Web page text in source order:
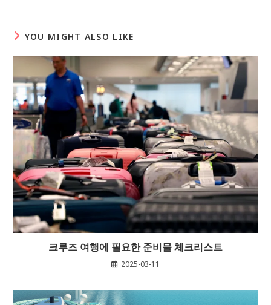
YOU MIGHT ALSO LIKE
크루즈 여행에 필요한 준비물 체크리스트
2025-03-11